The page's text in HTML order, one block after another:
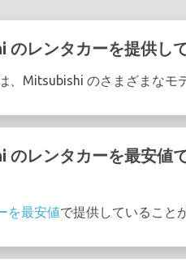
レンタカーを提供し
、Mitsubishi のさまざまなモ
のレンタカーを最安値
を最安値で提供していること